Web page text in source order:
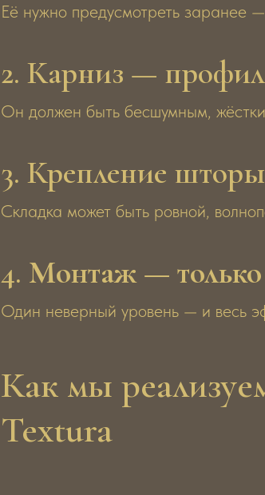
Её нужно предусмотреть заранее
2. Карниз —
Он должен быть бесшумным,
3. Крепление
Складка может быть ровной,
4. Монтаж — только
Один неверный уровень — и весь
Как мы
Textura